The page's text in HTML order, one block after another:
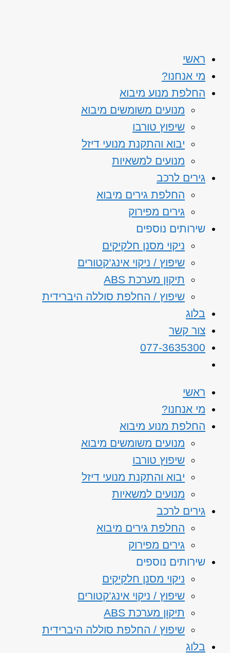
ראשי
מי אנחנו?
החלפת מנוע מיבוא
מנועים משומשים מיבוא
שיפוץ טורבו
יבוא והתקנת מנועי דיזל
מנועים למשאיות
גירים לרכב
החלפת גירים מיבוא
גירים מפירוק
שירותים נוספים
ניקוי מסנן חלקיקים
שיפוץ / ניקוי אינג’קטורים
תיקון מערכת ABS
שיפוץ / החלפת סוללה היברידית
בלוג
צור קשר
077-3635300
ראשי
מי אנחנו?
החלפת מנוע מיבוא
מנועים משומשים מיבוא
שיפוץ טורבו
יבוא והתקנת מנועי דיזל
מנועים למשאיות
גירים לרכב
החלפת גירים מיבוא
גירים מפירוק
שירותים נוספים
ניקוי מסנן חלקיקים
שיפוץ / ניקוי אינג’קטורים
תיקון מערכת ABS
שיפוץ / החלפת סוללה היברידית
בלוג